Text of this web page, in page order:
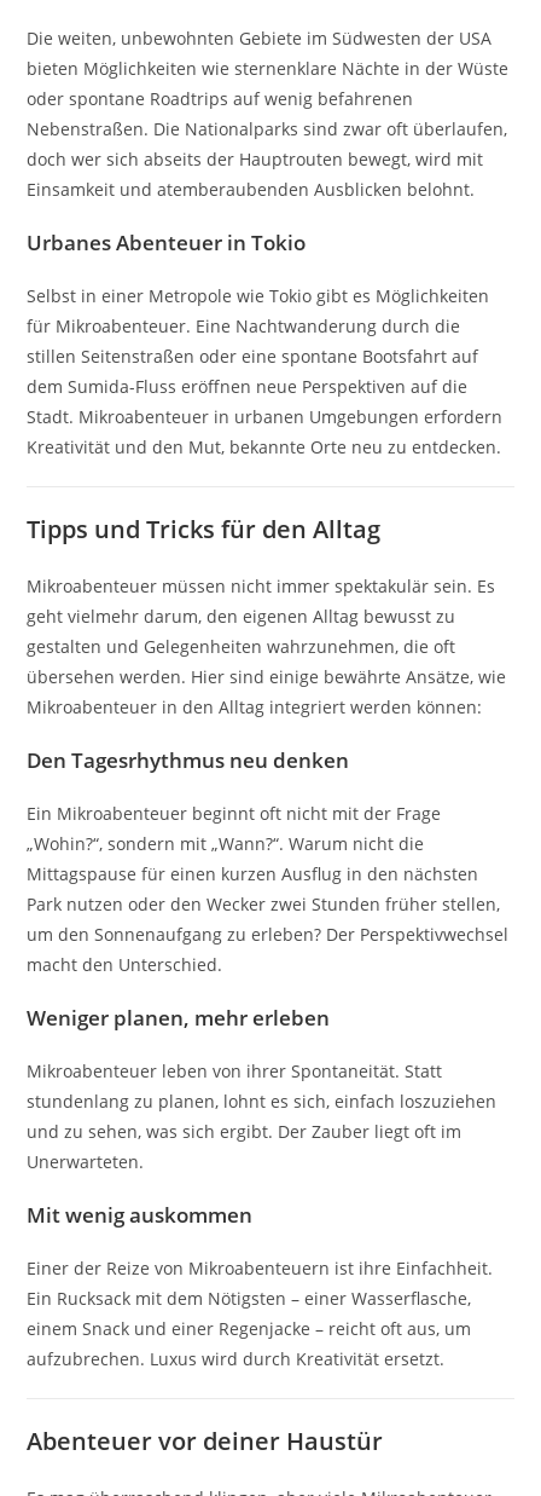
Die weiten, unbewohnten Gebiete im Südwesten der USA
bieten Möglichkeiten wie sternenklare Nächte in der Wüste
oder spontane Roadtrips auf wenig befahrenen
Nebenstraßen. Die Nationalparks sind zwar oft überlaufen,
doch wer sich abseits der Hauptrouten bewegt, wird mit
Einsamkeit und atemberaubenden Ausblicken belohnt.
Urbanes Abenteuer in Tokio
Selbst in einer Metropole wie Tokio gibt es Möglichkeiten
für Mikroabenteuer. Eine Nachtwanderung durch die
stillen Seitenstraßen oder eine spontane Bootsfahrt auf
dem Sumida-Fluss eröffnen neue Perspektiven auf die
Stadt. Mikroabenteuer in urbanen Umgebungen erfordern
Kreativität und den Mut, bekannte Orte neu zu entdecken.
Tipps und Tricks für den Alltag
Mikroabenteuer müssen nicht immer spektakulär sein. Es
geht vielmehr darum, den eigenen Alltag bewusst zu
gestalten und Gelegenheiten wahrzunehmen, die oft
übersehen werden. Hier sind einige bewährte Ansätze, wie
Mikroabenteuer in den Alltag integriert werden können:
Den Tagesrhythmus neu denken
Ein Mikroabenteuer beginnt oft nicht mit der Frage
„Wohin?“, sondern mit „Wann?“. Warum nicht die
Mittagspause für einen kurzen Ausflug in den nächsten
Park nutzen oder den Wecker zwei Stunden früher stellen,
um den Sonnenaufgang zu erleben? Der Perspektivwechsel
macht den Unterschied.
Weniger planen, mehr erleben
Mikroabenteuer leben von ihrer Spontaneität. Statt
stundenlang zu planen, lohnt es sich, einfach loszuziehen
und zu sehen, was sich ergibt. Der Zauber liegt oft im
Unerwarteten.
Mit wenig auskommen
Einer der Reize von Mikroabenteuern ist ihre Einfachheit.
Ein Rucksack mit dem Nötigsten – einer Wasserflasche,
einem Snack und einer Regenjacke – reicht oft aus, um
aufzubrechen. Luxus wird durch Kreativität ersetzt.
Abenteuer vor deiner Haustür